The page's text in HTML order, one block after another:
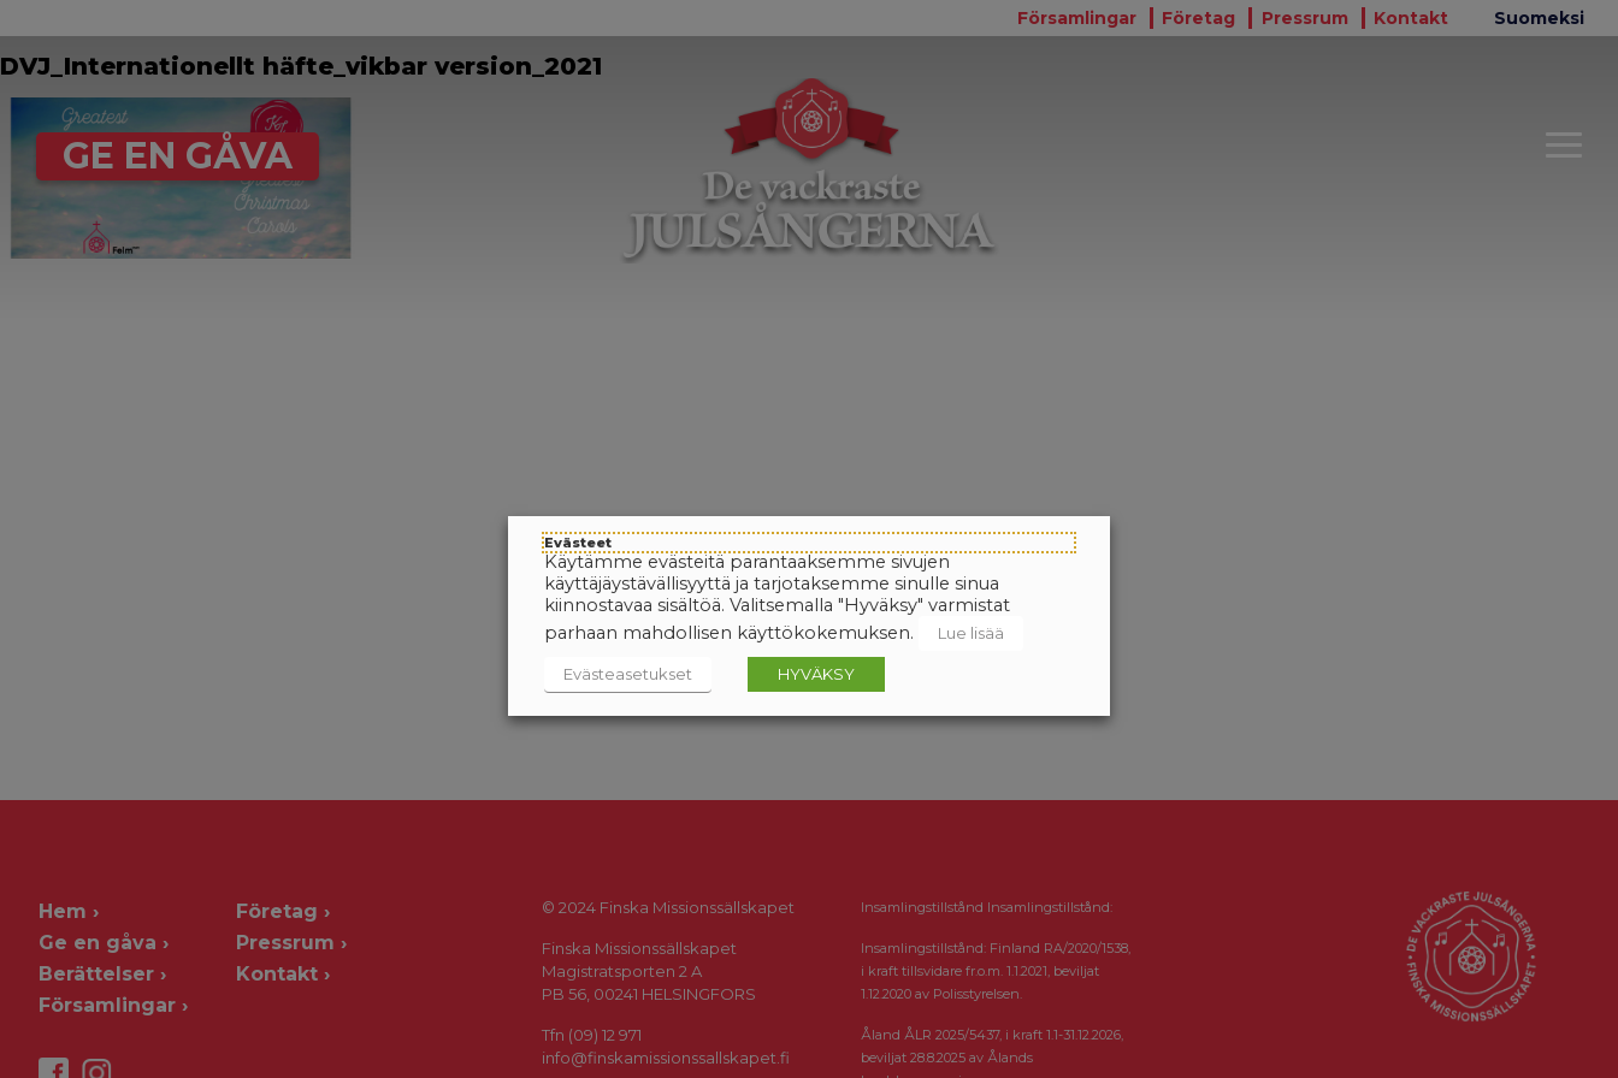
Församlingar Företag Pressrum Kontakt Suomeksi
GE EN GÅVA
DVJ_Internationellt häfte_vikbar version_2021
Hem
Ge en gåva
Berättelser
Församlingar
Företag
Pressrum
Kontakt
© 2024 Finska Missionssällskapet
Finska Missionssällskapet
Magistratsporten 2 A
PB 56, 00241 HELSINGFORS
Tfn (09) 12 971
info@finskamissionssallskapet.fi
Insamlingstillstånd Insamlingstillstånd:
Insamlingstillstånd: Finland RA/2020/1538,
i kraft tillsvidare fr.o.m. 1.1.2021, beviljat
1.12.2020 av Polisstyrelsen.
Åland ÅLR 2025/5437, i kraft 1.1-31.12.2026,
beviljat 28.8.2025 av Ålands
Evästeet
Käytämme evästeitä parantaaksemme sivujen
käyttäjäystävällisyyttä ja tarjotaksemme sinulle sinua
kiinnostavaa sisältöä. Valitsemalla "Hyväksy" varmistat
parhaan mahdollisen käyttökokemuksen.
Lue lisää
Evästeasetukset HYVÄKSY